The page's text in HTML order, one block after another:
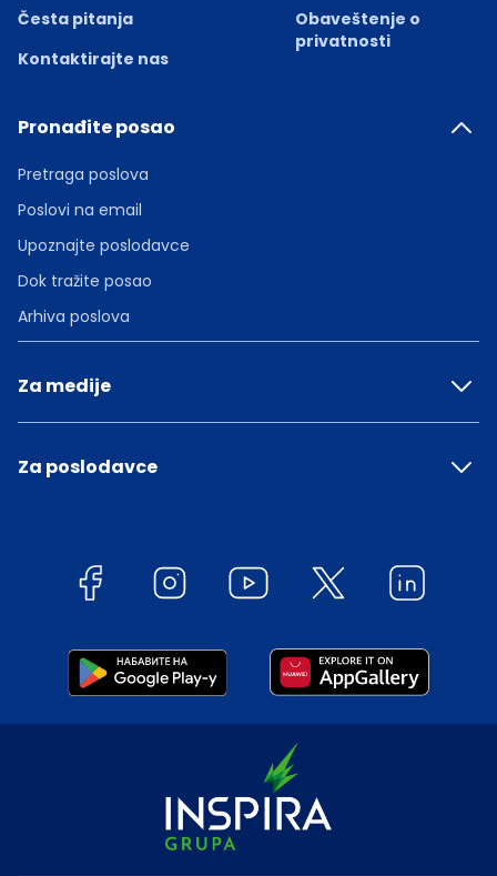
Česta pitanja
Kontaktirajte nas
Obaveštenje o
privatnosti
Pronađite posao
Pretraga poslova
Poslovi na email
Upoznajte poslodavce
Dok tražite posao
Arhiva poslova
Za medije
Za poslodavce